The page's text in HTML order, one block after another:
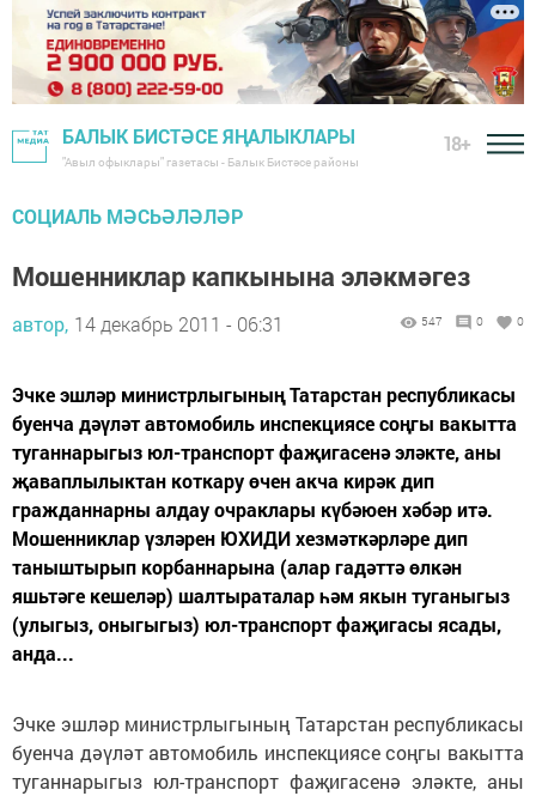
БАЛЫК БИСТӘСЕ ЯҢАЛЫКЛАРЫ
"Авыл офыклары" газетасы - Балык Бистәсе районы
18+
СОЦИАЛЬ МӘСЬӘЛӘЛӘР
Мошенниклар капкынына эләкмәгез
автор, 14 декабрь 2011 - 06:31 547 0 0
Эчке эшләр министрлыгының Татарстан республикасы
буенча дәүләт автомобиль инспекциясе соңгы вакытта
туганнарыгыз юл-транспорт фаҗигасенә эләкте, аны
җаваплылыктан коткару өчен акча кирәк дип
гражданнарны алдау очраклары күбәюен хәбәр итә.
Мошенниклар үзләрен ЮХИДИ хезмәткәрләре дип
таныштырып корбаннарына (алар гадәттә өлкән
яшьтәге кешеләр) шалтыраталар һәм якын туганыгыз
(улыгыз, оныгыгыз) юл-транспорт фаҗигасы ясады,
анда...
Эчке эшләр министрлыгының Татарстан республикасы
буенча дәүләт автомобиль инспекциясе соңгы вакытта
туганнарыгыз юл-транспорт фаҗигасенә эләкте, аны